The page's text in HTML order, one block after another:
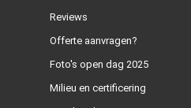
Reviews
Offerte aanvragen?
Foto's open dag 2025
Milieu en certificering